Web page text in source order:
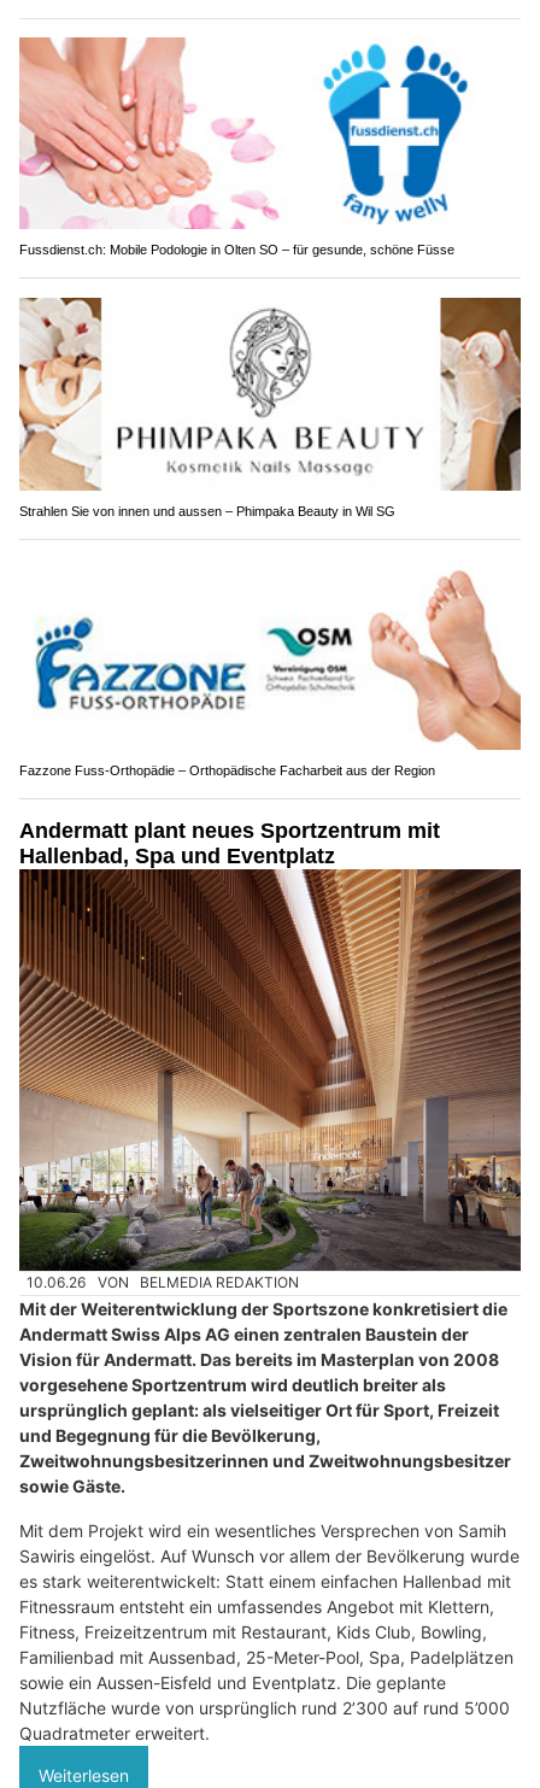
Fussdienst.ch: Mobile Podologie in Olten SO – für gesunde, schöne Füsse
Strahlen Sie von innen und aussen – Phimpaka Beauty in Wil SG
Fazzone Fuss-Orthopädie – Orthopädische Facharbeit aus der Region
Andermatt plant neues Sportzentrum mit
Hallenbad, Spa und Eventplatz
10.06.26 VON BELMEDIA REDAKTION
Mit der Weiterentwicklung der Sportszone konkretisiert die
Andermatt Swiss Alps AG einen zentralen Baustein der
Vision für Andermatt. Das bereits im Masterplan von 2008
vorgesehene Sportzentrum wird deutlich breiter als
ursprünglich geplant: als vielseitiger Ort für Sport, Freizeit
und Begegnung für die Bevölkerung,
Zweitwohnungsbesitzerinnen und Zweitwohnungsbesitzer
sowie Gäste.
Mit dem Projekt wird ein wesentliches Versprechen von Samih
Sawiris eingelöst. Auf Wunsch vor allem der Bevölkerung wurde
es stark weiterentwickelt: Statt einem einfachen Hallenbad mit
Fitnessraum entsteht ein umfassendes Angebot mit Klettern,
Fitness, Freizeitzentrum mit Restaurant, Kids Club, Bowling,
Familienbad mit Aussenbad, 25-Meter-Pool, Spa, Padelplätzen
sowie ein Aussen-Eisfeld und Eventplatz. Die geplante
Nutzfläche wurde von ursprünglich rund 2’300 auf rund 5’000
Quadratmeter erweitert.
Weiterlesen